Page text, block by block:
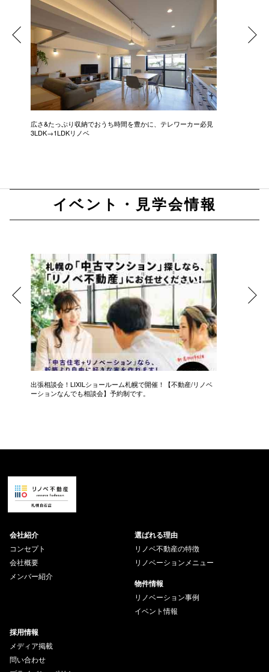
広さ&たっぷり収納でおうち時間を豊かに、テレワーカー必見
3LDK→1LDKリノベ
イベント・見学会情報
出張相談会！LIXILショールーム札幌で開催！【不動産/リノベ
ーションなんでも相談会】予約制です。
会社紹介
コンセプト
会社概要
メンバー紹介
選ばれる理由
リノベ不動産の特徴
リノベーションメニュー
物件情報
リノベーション事例
イベント情報
採用情報
メディア掲載
問い合わせ